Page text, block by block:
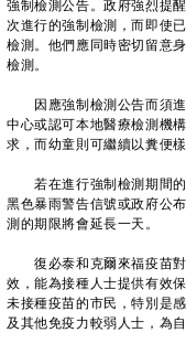
強制檢測公告。政府強烈提
次進行的強制檢測，而即使
檢測。他們應同時密切留意
檢測。
因應強制檢測公告而須進
中心或認可本地醫療檢測機
求，而幼童則可繼續以糞便樣
若在進行強制檢測期間的
黑色暴雨警告信號或政府公
測的期限將會延長一天。
復必泰和克爾來福疫苗對
效，能為接種人士提供有效
未接種疫苗的市民，特別是
及其他免疫力較弱人士，為